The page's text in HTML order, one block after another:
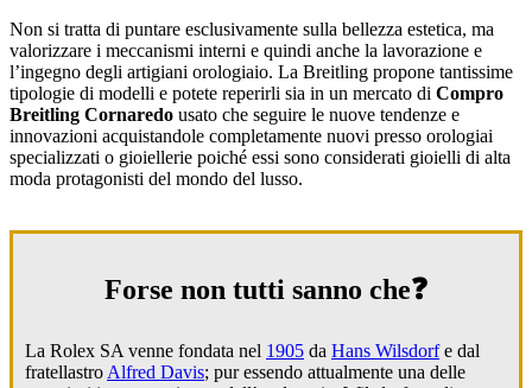
Non si tratta di puntare esclusivamente sulla bellezza estetica, ma
valorizzare i meccanismi interni e quindi anche la lavorazione e
l’ingegno degli artigiani orologiaio. La Breitling propone tantissime
tipologie di modelli e potete reperirli sia in un mercato di Compro
Breitling Cornaredo usato che seguire le nuove tendenze e
innovazioni acquistandole completamente nuovi presso orologiai
specializzati o gioiellerie poiché essi sono considerati gioielli di alta
moda protagonisti del mondo del lusso.
Forse non tutti sanno che❓
La Rolex SA venne fondata nel 1905 da Hans Wilsdorfe dal
fratellastro Alfred Davis; pur essendo attualmente una delle